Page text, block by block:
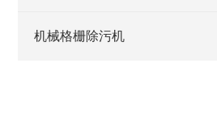
机械格栅除污机